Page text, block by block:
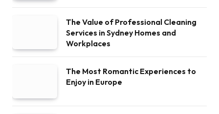
The Value of Professional Cleaning
Services in Sydney Homes and
Workplaces
The Most Romantic Experiences to
Enjoy in Europe